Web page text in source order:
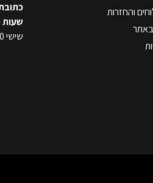
והחזרות
שעות
שישי 9:00-14:30